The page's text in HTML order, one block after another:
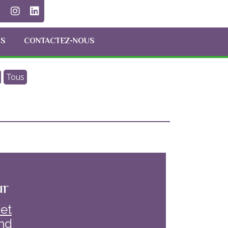
SECONDARY
CONTACTEZ-NOUS
Tous